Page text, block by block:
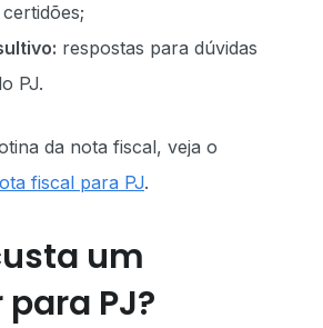
respostas para dúvidas
PJ.
da nota fiscal, veja o
fiscal para PJ.
um
PJ?